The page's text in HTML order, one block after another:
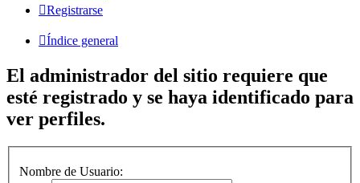
Registrarse
Índice general
El administrador del sitio requiere que
esté registrado y se haya identificado para
ver perfiles.
Nombre de Usuario: